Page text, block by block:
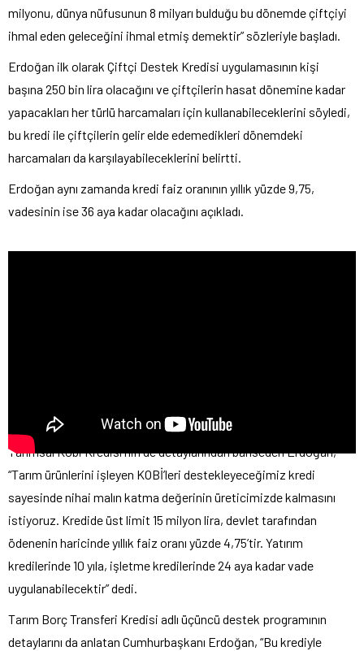
milyonu, dünya nüfusunun 8 milyarı bulduğu bu dönemde çiftçiyi
ihmal eden geleceğini ihmal etmiş demektir” sözleriyle başladı.
Erdoğan ilk olarak Çiftçi Destek Kredisi uygulamasının kişi
başına 250 bin lira olacağını ve çiftçilerin hasat dönemine kadar
yapacakları her türlü harcamaları için kullanabileceklerini söyledi,
bu kredi ile çiftçilerin gelir elde edemedikleri dönemdeki
harcamaları da karşılayabileceklerini belirtti.
Erdoğan aynı zamanda kredi faiz oranının yıllık yüzde 9,75,
vadesinin ise 36 aya kadar olacağını açıkladı.
Tarımsal Kobi Kredisi’nin de detaylarından bahseden Erdoğan,
“Tarım ürünlerini işleyen KOBİ’leri destekleyeceğimiz kredi
sayesinde nihai malın katma değerinin üreticimizde kalmasını
istiyoruz. Kredide üst limit 15 milyon lira, devlet tarafından
ödenenin haricinde yıllık faiz oranı yüzde 4,75’tir. Yatırım
kredilerinde 10 yıla, işletme kredilerinde 24 aya kadar vade
uygulanabilecektir” dedi.
Tarım Borç Transferi Kredisi adlı üçüncü destek programının
detaylarını da anlatan Cumhurbaşkanı Erdoğan, “Bu krediyle